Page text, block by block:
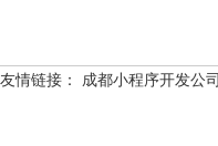
友情链接： 成都小程序开发公司